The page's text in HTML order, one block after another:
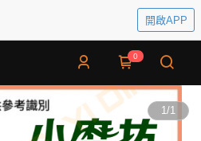
開啟APP
0
1/1